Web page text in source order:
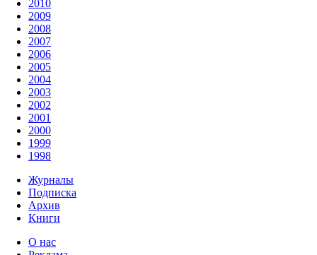
2010
2009
2008
2007
2006
2005
2004
2003
2002
2001
2000
1999
1998
Журналы
Подписка
Архив
Книги
О нас